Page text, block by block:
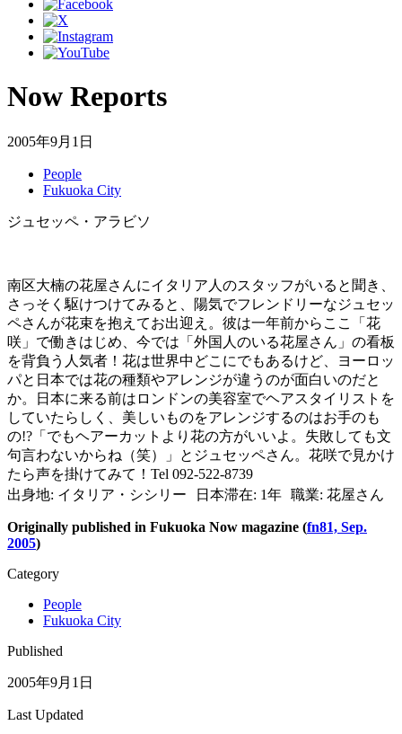
Now Reports
2005年9月1日
People
Fukuoka City
ジュセッペ・アラビソ
南区大楠の花屋さんにイタリア人のスタッフがいると聞き、
さっそく駆けつけてみると、陽気でフレンドリーなジュセッ
ペさんが花束を抱えてお出迎え。彼は一年前からここ「花
咲」で働きはじめ、今では「外国人のいる花屋さん」の看板
を背負う人気者！花は世界中どこにでもあるけど、ヨーロッ
パと日本では花の種類やアレンジが違うのが面白いのだと
か。日本に来る前はロンドンの美容室でヘアスタイリストを
していたらしく、美しいものをアレンジするのはお手のも
の!?「でもヘアーカットより花の方がいいよ。失敗しても文
句言わないからね（笑）」とジュセッペさん。花咲で見かけ
たら声を掛けてみて！Tel 092-522-8739
出身地: イタリア・シシリー 日本滞在: 1年 職業: 花屋さん
Originally published in Fukuoka Now magazine (fn81, Sep.
2005)
Category
People
Fukuoka City
Published
2005年9月1日
Last Updated